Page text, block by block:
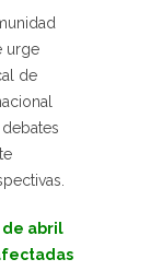
urge
de
de abril